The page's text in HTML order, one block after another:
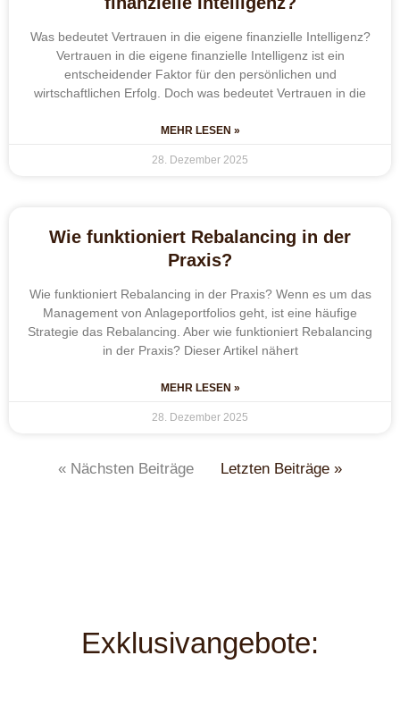
Was bedeutet Vertrauen in die eigene finanzielle Intelligenz?
Vertrauen in die eigene finanzielle Intelligenz ist ein
entscheidender Faktor für den persönlichen und
wirtschaftlichen Erfolg. Doch was bedeutet Vertrauen in die
MEHR LESEN »
28. Dezember 2025
Wie funktioniert Rebalancing in der
Praxis?
Wie funktioniert Rebalancing in der Praxis? Wenn es um das
Management von Anlageportfolios geht, ist eine häufige
Strategie das Rebalancing. Aber wie funktioniert Rebalancing
in der Praxis? Dieser Artikel nähert
MEHR LESEN »
28. Dezember 2025
« Nächsten Beiträge Letzten Beiträge »
Exklusivangebote: